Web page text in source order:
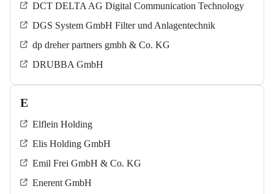
DCT DELTA AG Digital Communication Technology
DGS System GmbH Filter und Anlagentechnik
dp dreher partners gmbh & Co. KG
DRUBBA GmbH
E
Elflein Holding
Elis Holding GmbH
Emil Frei GmbH & Co. KG
Enerent GmbH